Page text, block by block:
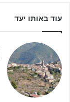
עוד באותו יעד